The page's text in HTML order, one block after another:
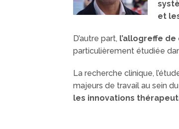
et
D’autre part, l’allogreffe
particulièrement étudiée
La recherche clinique,
majeurs de travail au sein
les innovations